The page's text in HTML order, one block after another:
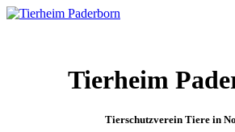
Tierheim
Tierschutzverein Tiere in